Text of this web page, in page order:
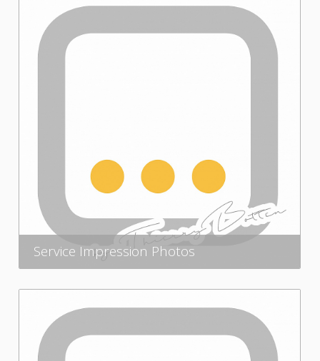
Service Impression Photos